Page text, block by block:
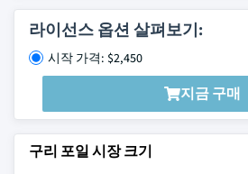
라이선스 옵션 살펴보기:
시작 가격: $2,450
지금 구매
구리 포일 시장 크기